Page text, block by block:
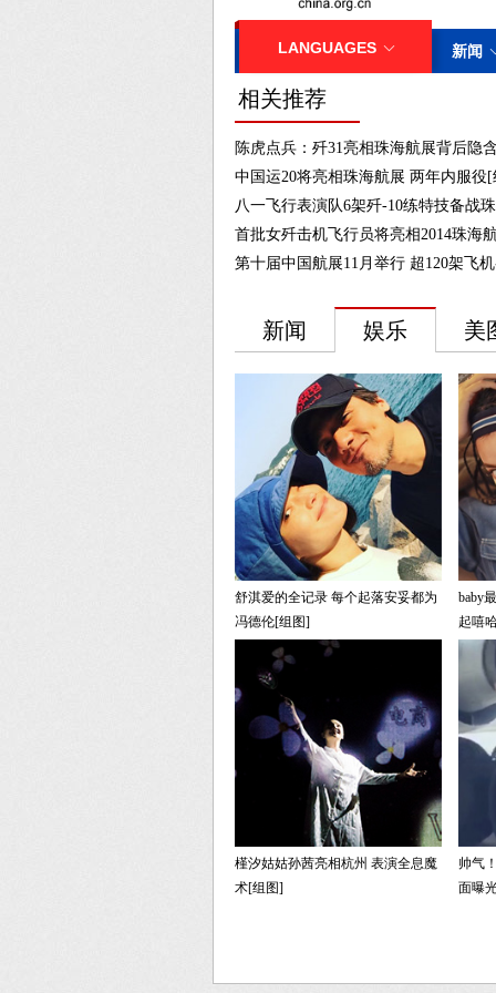
相关推荐
陈虎点兵：歼31亮相珠海航展背后隐
中国运20将亮相珠海航展 两年内服役
八一飞行表演队6架歼-10练特技备战
首批女歼击机飞行员将亮相2014珠海
第十届中国航展11月举行 超120架飞